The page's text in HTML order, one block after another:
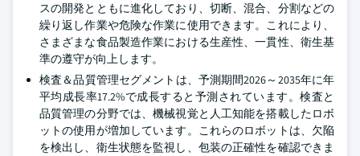
スの開発とともに進化しており、切断、混合、分割などの
繰り返し作業や危険な作業に使用できます。これにより、
さまざまな食品製造作業における生産性、一貫性、衛生基
準の遵守が向上します。
検査＆品質管理セグメントは、予測期間2026～2035年に年
平均成長率17.2%で成長すると予測されています。検査と
品質管理の分野では、機械視覚と人工知能を搭載したロボ
ットの使用が増加しています。これらのロボットは、欠陥
を検出し、衛生状態を監視し、包装の正確性を確認できま